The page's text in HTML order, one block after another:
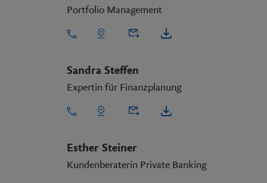
Portfolio Management
Sandra Steffen
Expertin für Finanzplanung
Esther Steiner
Kundenberaterin Private Banking